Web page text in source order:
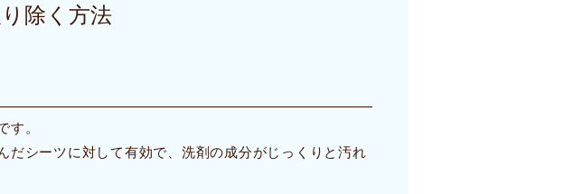
除く方法
。
シーツに対して有効で、洗剤の成分がじっくりと汚れ